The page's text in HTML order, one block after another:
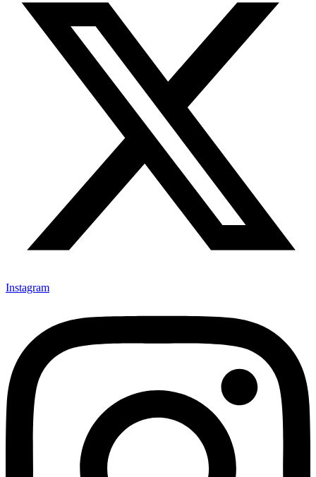
Instagram